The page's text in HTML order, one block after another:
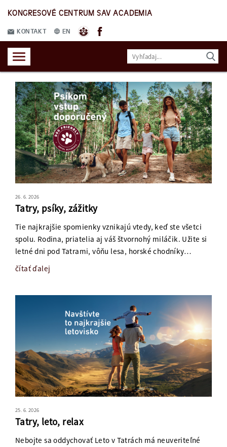
KONGRESOVÉ CENTRUM SAV ACADEMIA
KONTAKT EN
26. 6. 2026
Tatry, psíky, zážitky
Tie najkrajšie spomienky vznikajú vtedy, keď ste všetci
spolu. Rodina, priatelia aj váš štvornohý miláčik. Užite si
letné dni pod Tatrami, vôňu lesa, horské chodníky…
čítať ďalej
25. 6. 2026
Tatry, leto, relax
Nebojte sa oddychovať Leto v Tatrách má neuveriteľné